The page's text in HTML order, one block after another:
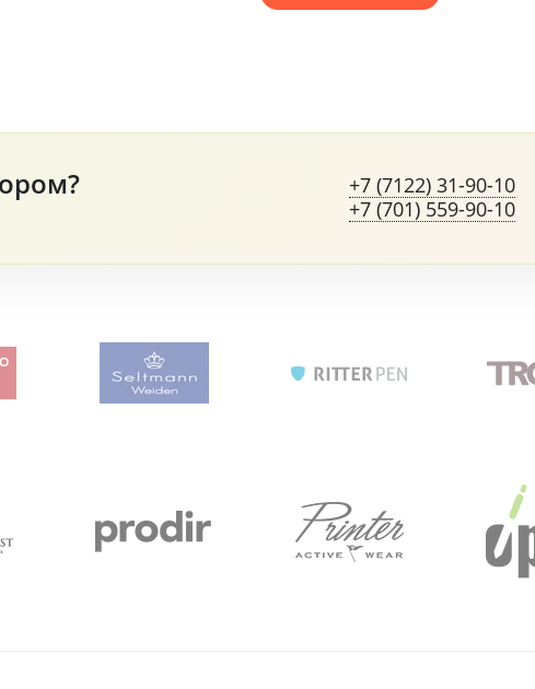
+7 (7122) 31-90-10
+7 (701) 559-90-10